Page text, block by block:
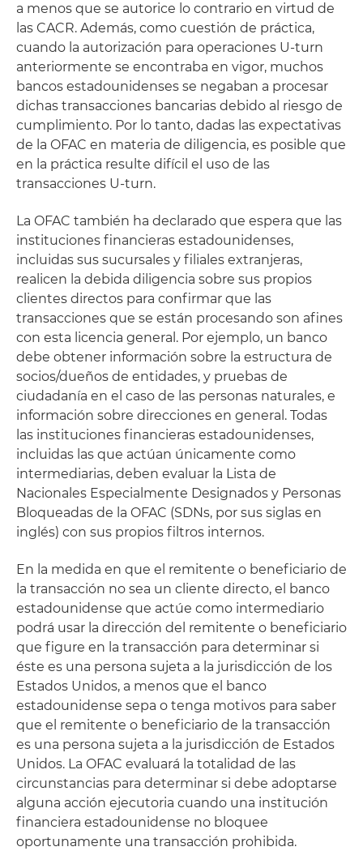
a menos que se autorice lo contrario en virtud de
las CACR. Además, como cuestión de práctica,
cuando la autorización para operaciones U-turn
anteriormente se encontraba en vigor, muchos
bancos estadounidenses se negaban a procesar
dichas transacciones bancarias debido al riesgo de
cumplimiento. Por lo tanto, dadas las expectativas
de la OFAC en materia de diligencia, es posible que
en la práctica resulte difícil el uso de las
transacciones U-turn.
La OFAC también ha declarado que espera que las
instituciones financieras estadounidenses,
incluidas sus sucursales y filiales extranjeras,
realicen la debida diligencia sobre sus propios
clientes directos para confirmar que las
transacciones que se están procesando son afines
con esta licencia general. Por ejemplo, un banco
debe obtener información sobre la estructura de
socios/dueños de entidades, y pruebas de
ciudadanía en el caso de las personas naturales, e
información sobre direcciones en general. Todas
las instituciones financieras estadounidenses,
incluidas las que actúan únicamente como
intermediarias, deben evaluar la Lista de
Nacionales Especialmente Designados y Personas
Bloqueadas de la OFAC (SDNs, por sus siglas en
inglés) con sus propios filtros internos.
En la medida en que el remitente o beneficiario de
la transacción no sea un cliente directo, el banco
estadounidense que actúe como intermediario
podrá usar la dirección del remitente o beneficiario
que figure en la transacción para determinar si
éste es una persona sujeta a la jurisdicción de los
Estados Unidos, a menos que el banco
estadounidense sepa o tenga motivos para saber
que el remitente o beneficiario de la transacción
es una persona sujeta a la jurisdicción de Estados
Unidos. La OFAC evaluará la totalidad de las
circunstancias para determinar si debe adoptarse
alguna acción ejecutoria cuando una institución
financiera estadounidense no bloquee
oportunamente una transacción prohibida.